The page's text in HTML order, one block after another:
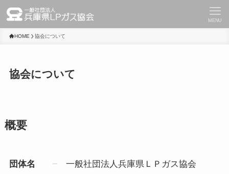
MENU
HOME 協会について
協会について
概要
団体名
一般社団法人兵庫県ＬＰガス協会